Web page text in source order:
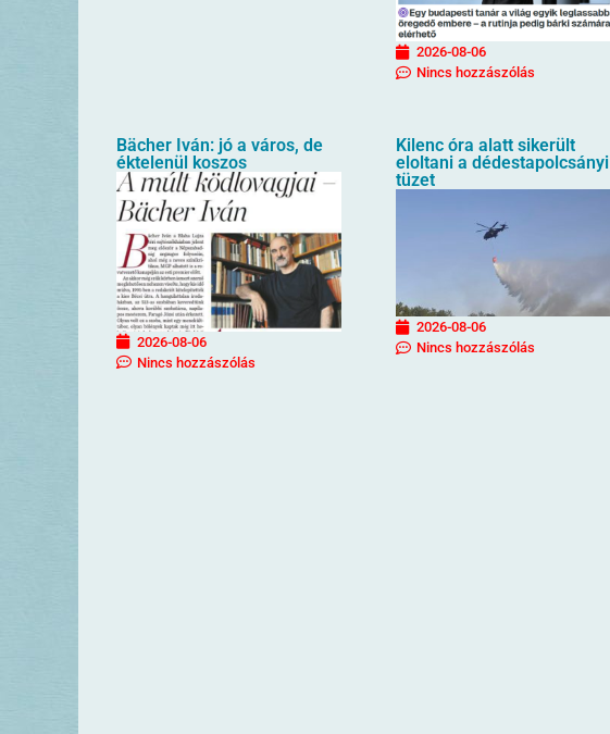
2026-08-06
Nincs hozzászólás
Bächer Iván: jó a város, de
éktelenül koszos
2026-08-06
Nincs hozzászólás
Kilenc óra alatt sikerült
eloltani a dédestapolcsányi
tüzet
2026-08-06
Nincs hozzászólás